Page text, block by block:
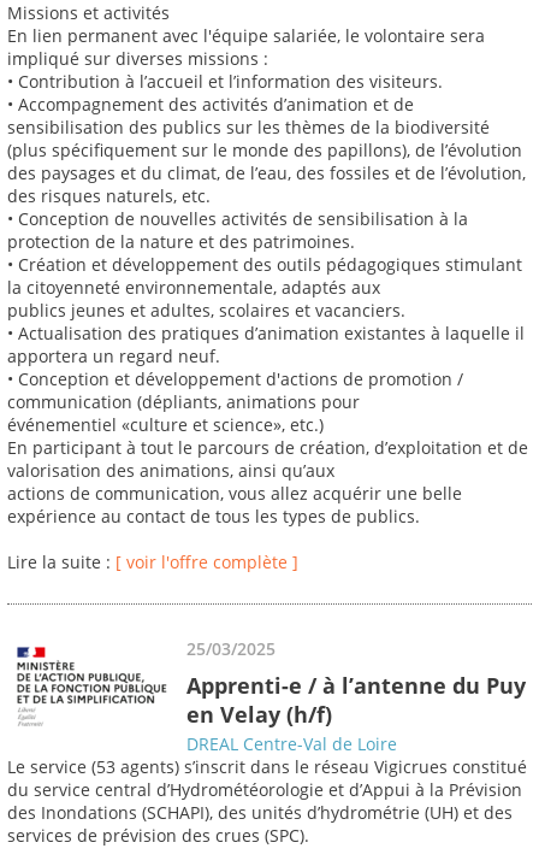
Missions et activités
En lien permanent avec l'équipe salariée, le volontaire sera
impliqué sur diverses missions :
• Contribution à l’accueil et l’information des visiteurs.
• Accompagnement des activités d’animation et de
sensibilisation des publics sur les thèmes de la biodiversité
(plus spécifiquement sur le monde des papillons), de l’évolution
des paysages et du climat, de l’eau, des fossiles et de l’évolution,
des risques naturels, etc.
• Conception de nouvelles activités de sensibilisation à la
protection de la nature et des patrimoines.
• Création et développement des outils pédagogiques stimulant
la citoyenneté environnementale, adaptés aux
publics jeunes et adultes, scolaires et vacanciers.
• Actualisation des pratiques d’animation existantes à laquelle il
apportera un regard neuf.
• Conception et développement d'actions de promotion /
communication (dépliants, animations pour
événementiel «culture et science», etc.)
En participant à tout le parcours de création, d’exploitation et de
valorisation des animations, ainsi qu’aux
actions de communication, vous allez acquérir une belle
expérience au contact de tous les types de publics.
Lire la suite : [ voir l'offre complète ]
25/03/2025
Apprenti-e / à l’antenne du Puy
en Velay (h/f)
DREAL Centre-Val de Loire
Le service (53 agents) s’inscrit dans le réseau Vigicrues constitué
du service central d’Hydrométéorologie et d’Appui à la Prévision
des Inondations (SCHAPI), des unités d’hydrométrie (UH) et des
services de prévision des crues (SPC).